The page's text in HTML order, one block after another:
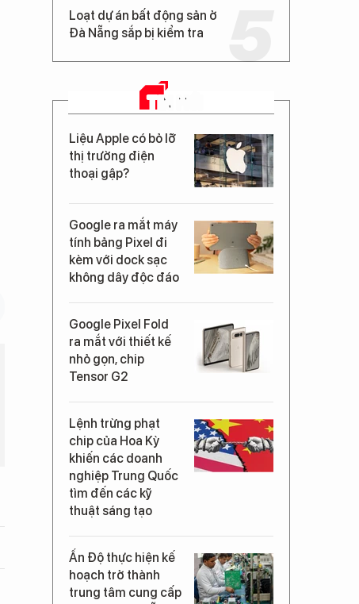
Loạt dự án bất động sản ở
Đà Nẵng sắp bị kiểm tra
TIN MỚI
Liệu Apple có bỏ lỡ
thị trường điện
thoại gập?
Google ra mắt máy
tính bảng Pixel đi
kèm với dock sạc
không dây độc đáo
Google Pixel Fold
ra mắt với thiết kế
nhỏ gọn, chip
Tensor G2
Lệnh trừng phạt
chip của Hoa Kỳ
khiến các doanh
nghiệp Trung Quốc
tìm đến các kỹ
thuật sáng tạo
Ấn Độ thực hiện kế
hoạch trở thành
trung tâm cung cấp